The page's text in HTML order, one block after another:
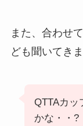
また、合わせ
ども聞いてきま
QTTAカッ
かな・・?